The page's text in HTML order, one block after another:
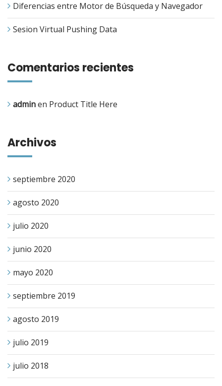
Diferencias entre Motor de Búsqueda y Navegador
Sesion Virtual Pushing Data
Comentarios recientes
adminen Product Title Here
Archivos
septiembre 2020
agosto 2020
julio 2020
junio 2020
mayo 2020
septiembre 2019
agosto 2019
julio 2019
julio 2018